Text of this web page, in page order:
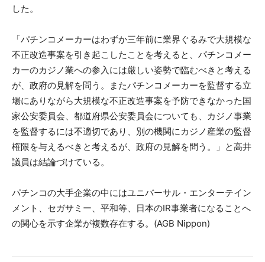
した。
「パチンコメーカーはわずか三年前に業界ぐるみで大規模な
不正改造事案を引き起こしたことを考えると、パチンコメー
カーのカジノ業への参入には厳しい姿勢で臨むべきと考える
が、政府の見解を問う。またパチンコメーカーを監督する立
場にありながら大規模な不正改造事案を予防できなかった国
家公安委員会、都道府県公安委員会についても、カジノ事業
を監督するには不適切であり、別の機関にカジノ産業の監督
権限を与えるべきと考えるが、政府の見解を問う。」と高井
議員は結論づけている。
パチンコの大手企業の中にはユニバーサル・エンターテイン
メント、セガサミー、平和等、日本のIR事業者になることへ
の関心を示す企業が複数存在する。(AGB Nippon)